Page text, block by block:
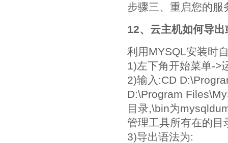
步骤三、重启您的服
12、云主机如何导
利用MYSQL安装时
1)左下角开始菜单->
2)输入:CD
D:\Program
目录,\bin为
管理工具所有在的目
3)导出语法为: